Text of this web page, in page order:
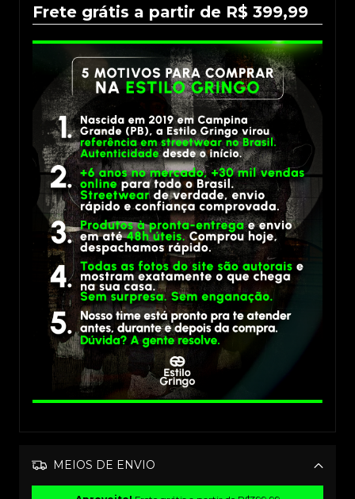
Frete grátis a partir de R$ 399,99
MEIOS DE ENVIO